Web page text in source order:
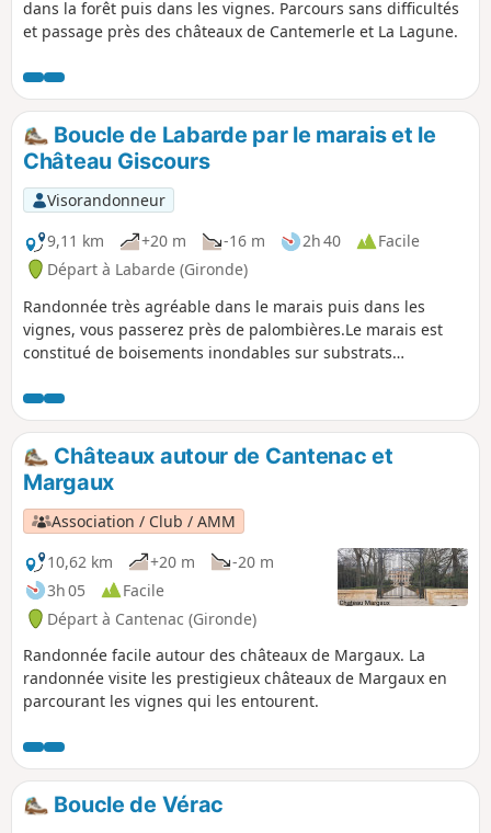
dans la forêt puis dans les vignes. Parcours sans difficultés
et passage près des châteaux de Cantemerle et La Lagune.
Boucle de Labarde par le marais et le
Château Giscours
Visorandonneur
9,11 km
+20 m -16 m 2h 40
Facile
Départ à Labarde (Gironde)
Randonnée très agréable dans le marais puis dans les
vignes, vous passerez près de palombières.Le marais est
constitué de boisements inondables sur substrats
aulnes glutineux, frênes, peupliers, chênes pédonculés,
avec présence en sous-étage de morts-bois type aubépine,
épine noire.La flore est constituée de nivéoles d’été et d’iris
des marais.
Châteaux autour de Cantenac et
Margaux
Association / Club / AMM
10,62 km
+20 m
-20 m
3h 05
Facile
Départ à Cantenac (Gironde)
Randonnée facile autour des châteaux de Margaux. La
randonnée visite les prestigieux châteaux de Margaux en
parcourant les vignes qui les entourent.
Boucle de Vérac